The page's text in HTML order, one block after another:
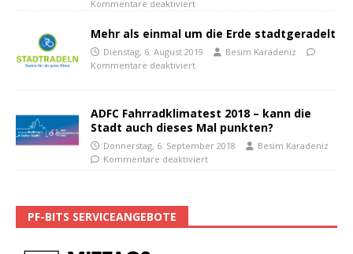
Kommentare deaktiviert
Mehr als einmal um die Erde stadtgeradelt
Dienstag, 6. August 2019
Besim Karadeniz
Kommentare deaktiviert
ADFC Fahrradklimatest 2018 – kann die
Stadt auch dieses Mal punkten?
Donnerstag, 6. September 2018
Besim Karadeniz
Kommentare deaktiviert
PF-BITS SERVICEANGEBOTE